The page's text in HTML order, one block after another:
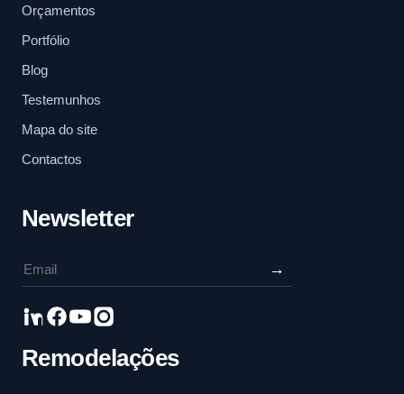
Orçamentos
Portfólio
Blog
Testemunhos
Mapa do site
Contactos
Newsletter
→
Remodelações